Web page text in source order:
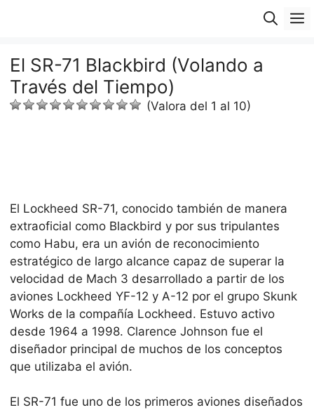
El SR-71 Blackbird (Volando a
Través del Tiempo)
(Valora del 1 al 10)
El Lockheed SR-71, conocido también de manera
extraoficial como Blackbird y por sus tripulantes
como Habu, era un avión de reconocimiento
estratégico de largo alcance capaz de superar la
velocidad de Mach 3 desarrollado a partir de los
aviones Lockheed YF-12 y A-12 por el grupo Skunk
Works de la compañía Lockheed. Estuvo activo
desde 1964 a 1998. Clarence Johnson fue el
diseñador principal de muchos de los conceptos
que utilizaba el avión.
El SR-71 fue uno de los primeros aviones diseñados